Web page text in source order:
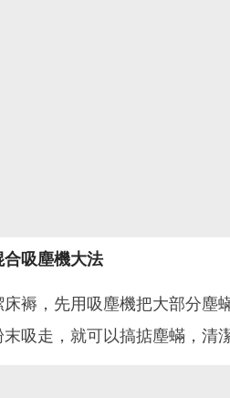
吸塵機大法
褥，先用吸塵機把大部分塵
吸走，就可以搞掂塵蟎，清潔